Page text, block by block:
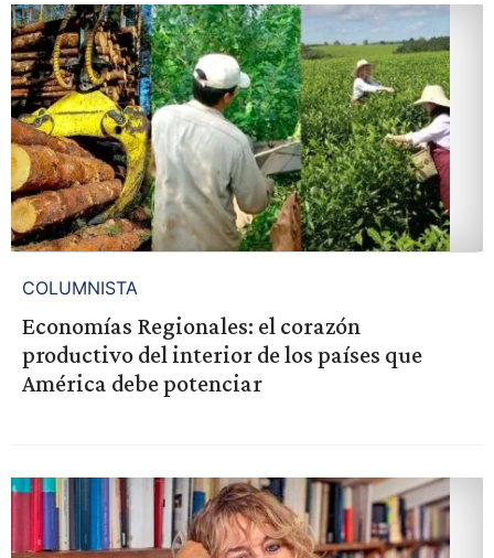
COLUMNISTA
Economías Regionales: el corazón
productivo del interior de los países que
América debe potenciar